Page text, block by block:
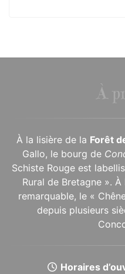
À
À la lisière de la Forêt
Gallo, le bourg de
Schiste Rouge est
Rural de Bretagne ».
remarquable, le «
depuis plusieurs
Horaires